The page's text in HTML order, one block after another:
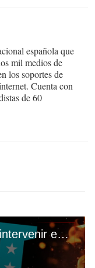
española que
mil medios de
los soportes de
Cuenta con
de 60
¿Debe el director deportivo intervenir en las decisiones del técnico de Honduras?